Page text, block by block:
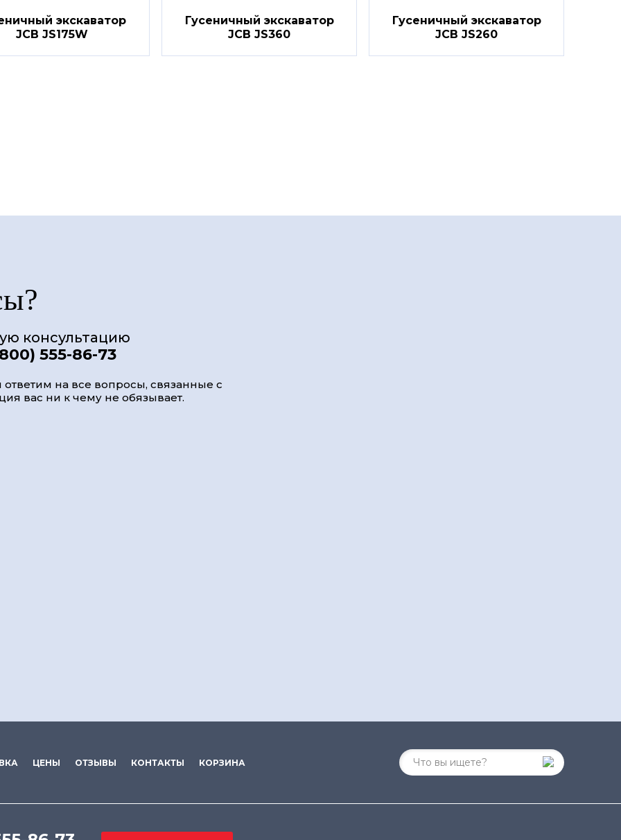
экскаватор
JCB JS175W
Гусеничный экскаватор
JCB JS360
Гусеничный экскаватор
JCB JS260
консультацию
555-86-73
на все вопросы, связанные с
вас ни к чему не обязывает.
ЦЕНЫ ОТЗЫВЫ КОНТАКТЫ КОРЗИНА